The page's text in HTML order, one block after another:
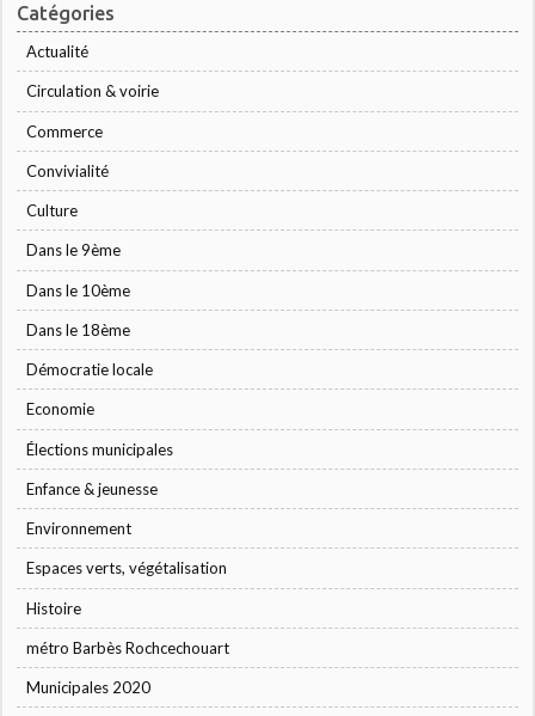
Catégories
Actualité
Circulation & voirie
Commerce
Convivialité
Culture
Dans le 9ème
Dans le 10ème
Dans le 18ème
Démocratie locale
Economie
Élections municipales
Enfance & jeunesse
Environnement
Espaces verts, végétalisation
Histoire
métro Barbès Rochcechouart
Municipales 2020